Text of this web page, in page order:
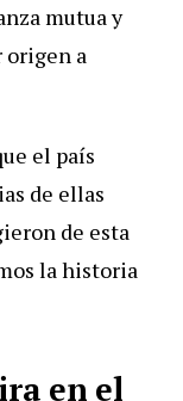
mutua y
origen a
el país
de ellas
de esta
la historia
en el